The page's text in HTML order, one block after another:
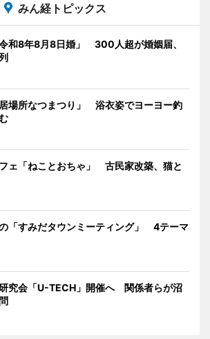
みん経トピックス
和8年8月8日婚」 300人超が婚姻届、
場所なつまつり」 浴衣姿でヨーヨー釣
ェ「ねことおちゃ」 古民家改築、猫と
「すみだタウンミーティング」 4テーマ
究会「U-TECH」開催へ 関係者らが沼